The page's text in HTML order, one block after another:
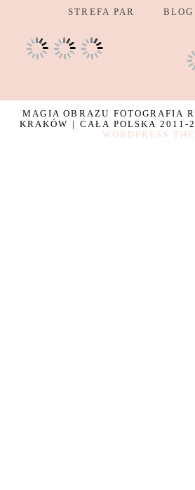
STREFA PAR BLOG
MAGIA OBRAZU FOTOGRAFIA
KRAKÓW | CAŁA POLSKA 2011-
WORDPRESS